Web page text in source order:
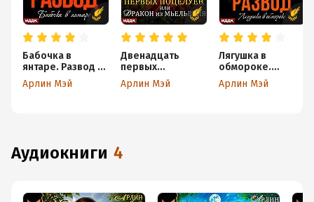
Бабочка в
янтаре. Развод в
45
Арлин Мэй
Двенадцать
первых
поцелуев, или
Дракон из
Арлин Мэй
Лягушка в
обмороке.
Развод в 45
Арлин Мэй
аудиокниги 4